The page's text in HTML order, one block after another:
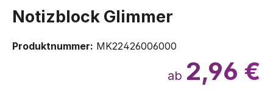
Notizblock Glimmer
Produktnummer: MK22426006000
ab 2,96 €